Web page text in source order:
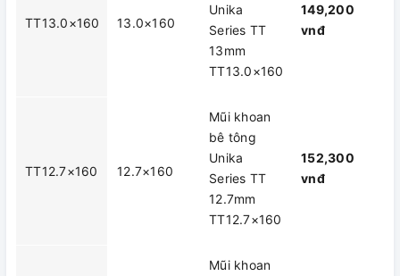
TT13.0×160 13.0×160
Unika
Series TT
13mm
TT13.0×160
149,200
vnđ
TT12.7×160 12.7×160
Mũi khoan
bê tông
Unika
Series TT
12.7mm
TT12.7×160
152,300
vnđ
Mũi khoan